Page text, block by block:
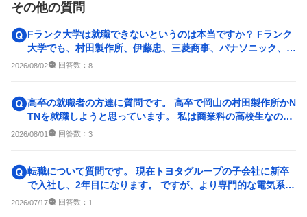
その他の質問
Fランク大学は就職できないというのは本当ですか？ Fランク
大学でも、村田製作所、伊藤忠、三菱商事、パナソニック、国
家総合職に就職して...
2026/08/02 回答数： 8
高卒の就職者の方達に質問です。 高卒で岡山の村田製作所かN
TNを就職しようと思っています。 私は商業科の高校生なので
すが、二社のような...
2026/08/01 回答数： 3
転職について質問です。 現在トヨタグループの子会社に新卒
で入社し、2年目になります。 ですが、より専門的な電気系の
技術職として働きたい...
2026/07/17 回答数： 1